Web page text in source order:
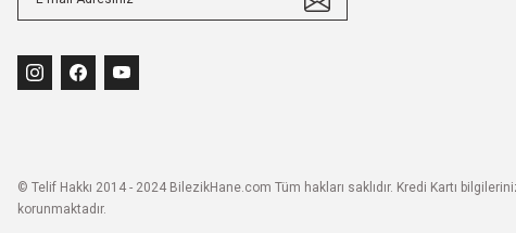
© Telif Hakkı 2014 - 2024 BilezikHane.com Tüm hakları saklıdır. Kredi Kartı
korunmaktadır.